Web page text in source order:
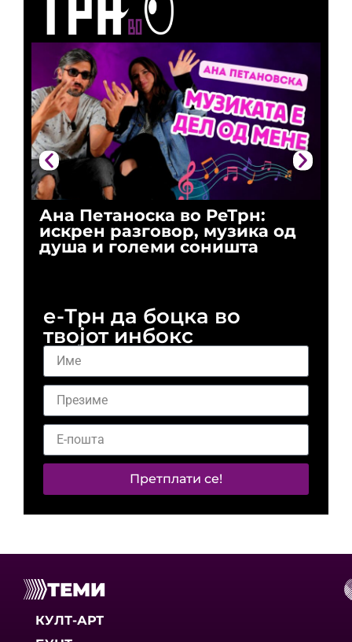
Ана Петаноска во РеТрн:
искрен разговор, музика од
душа и големи соништа
е-Трн да боцка во
твојот инбокс
Претплати се!
ТЕМИ
КУЛТ-АРТ